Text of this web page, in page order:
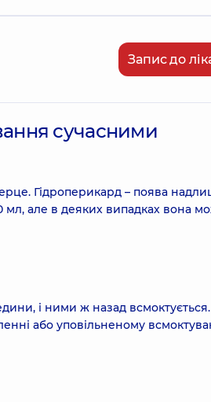
Запис до
сучасними
Гідроперикард – поява
мл, але в деяких випадках вона
і ними ж назад всмоктується.
або уповільненому